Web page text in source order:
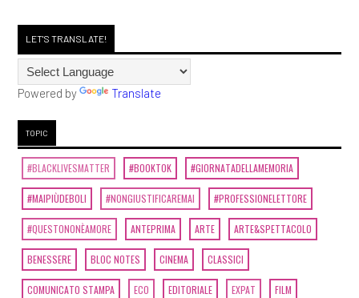
LET'S TRANSLATE!
Powered by Translate
TOPIC
#BLACKLIVESMATTER #BOOKTOK #GIORNATADELLAMEMORIA
#MAIPIÙDEBOLI #NONGIUSTIFICAREMAI #PROFESSIONELETTORE
#QUESTONONÈAMORE ANTEPRIMA ARTE ARTE&SPETTACOLO
BENESSERE BLOC NOTES CINEMA CLASSICI
COMUNICATO STAMPA ECO EDITORIALE EXPAT FILM